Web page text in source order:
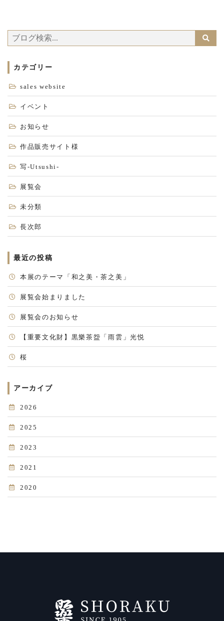
カテゴリー
sales website
イベント
お知らせ
作品販売サイト様
写-Utsushi-
展覧会
未分類
長次郎
最近の投稿
本展のテーマ「和之美・茶之美」
展覧会始まりました
展覧会のお知らせ
【重要文化財】黒樂茶盌「雨雲」光悦
桜
アーカイブ
2026
2025
2023
2021
2020